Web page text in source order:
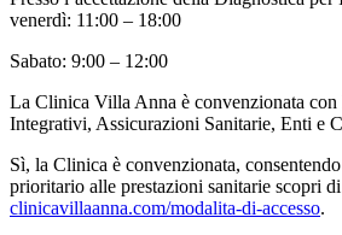
venerdì: 11:00 – 18:00
Sabato: 9:00 – 12:00
La Clinica Villa Anna è convenzionata con
Integrativi, Assicurazioni Sanitarie, Enti e
Sì, la Clinica è convenzionata,
prioritario alle prestazioni sanitarie scopri
clinicavillaanna.com/modalita-di-accesso.